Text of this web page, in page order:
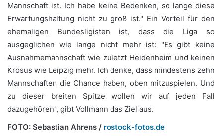
Mannschaft ist. Ich habe keine Bedenken, so lange diese
Erwartungshaltung nicht zu groß ist." Ein Vorteil für den
ehemaligen Bundesligisten ist, dass die Liga so
ausgeglichen wie lange nicht mehr ist: "Es gibt keine
Ausnahmemannschaft wie zuletzt Heidenheim und keinen
Krösus wie Leipzig mehr. Ich denke, dass mindestens zehn
Mannschaften die Chance haben, oben mitzuspielen. Und
zu dieser breiten Spitze wollen wir auf jeden Fall
dazugehören", gibt Vollmann das Ziel aus.
FOTO: Sebastian Ahrens / rostock-fotos.de